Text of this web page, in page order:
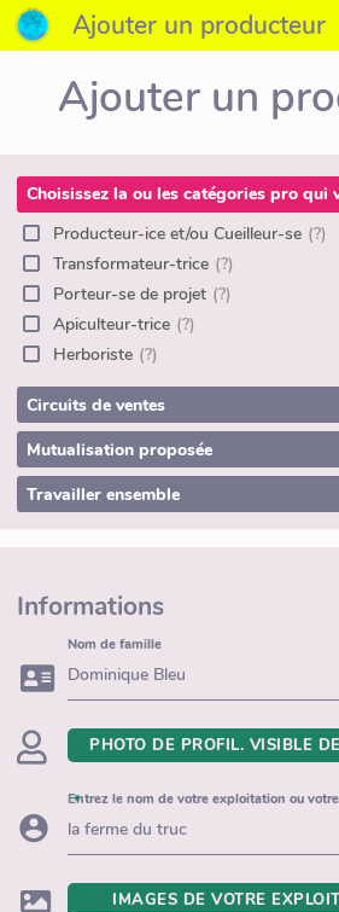
Ajouter un producteur
Ajouter un
Choisissez la ou les catégories pro qui
Producteur-ice et/ou Cueilleur-se (?)
Transformateur-trice (?)
Porteur-se de projet (?)
Apiculteur-trice (?)
Herboriste (?)
Circuits de ventes
Mutualisation proposée
Travailler ensemble
Informations
Nom de famille
PHOTO DE PROFIL. VISIBLE
Entrez le nom de votre exploitation ou
IMAGES DE VOTRE